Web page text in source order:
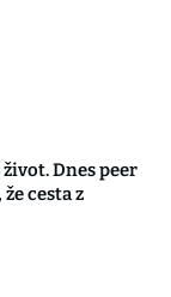
Dnes peer
cesta z